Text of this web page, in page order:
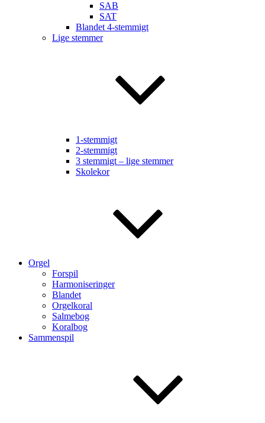
SAB
SAT
Blandet 4-stemmigt
Lige stemmer
1-stemmigt
2-stemmigt
3 stemmigt – lige stemmer
Skolekor
Orgel
Forspil
Harmoniseringer
Blandet
Orgelkoral
Salmebog
Koralbog
Sammenspil